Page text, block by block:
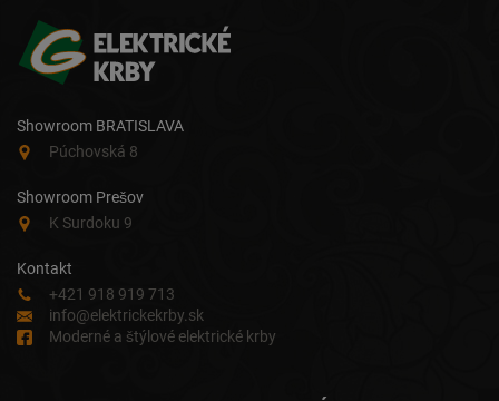
Showroom BRATISLAVA
Púchovská 8
Showroom Prešov
K Surdoku 9
Kontakt
+421 918 919 713
info@elektrickekrby.sk
Moderné a štýlové elektrické krby